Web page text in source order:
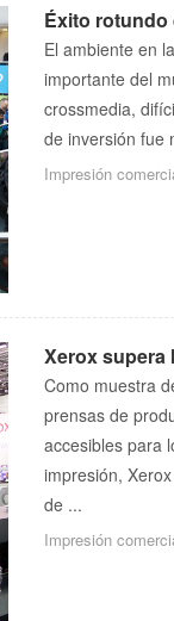
Éxito rotundo
El ambiente en
importante del
crossmedia,
de inversión fue
Impresión
Xerox supera
Como muestra
prensas de
accesibles para
impresión,
de ...
Impresión